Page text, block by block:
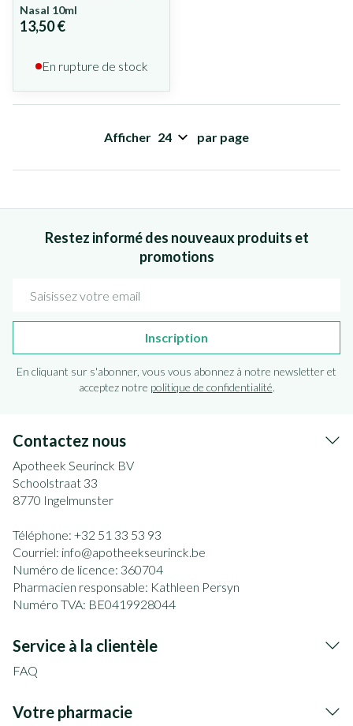
Nasal 10ml
13,50 €
En rupture de stock
Afficher par page
Restez informé des nouveaux produits et
promotions
Inscription
En cliquant sur s'abonner, vous vous abonnez à notre newsletter et
acceptez notre politique de confidentialité.
Contactez nous
Apotheek Seurinck BV
Schoolstraat 33
8770 Ingelmunster
Téléphone: +32 51 33 53 93
Courriel: info@apotheekseurinck.be
Numéro de licence: 360704
Pharmacien responsable: Kathleen Persyn
Numéro TVA: BE0419928044
Service à la clientèle
FAQ
Votre pharmacie